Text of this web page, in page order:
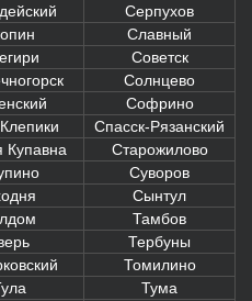
Серпухов
Славный
Советск
Солнцево
Софрино
Спасск-Рязанский
Купавна
Старожилово
Суворов
Сынтул
Тамбов
Тербуны
Томилино
Тума